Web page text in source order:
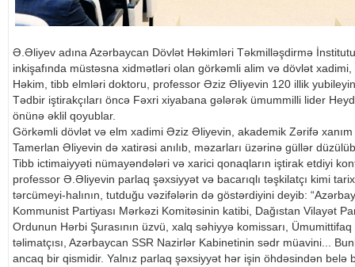
Ə.Əliyev adına Azərbaycan Dövlət Həkimləri Təkmilləşdirmə
inkişafında müstəsna xidmətləri olan görkəmli alim və dövlət xadimi,
Həkim, tibb elmləri doktoru, professor Əziz Əliyevin 120 illik
Tədbir iştirakçıları öncə Fəxri xiyabana gələrək ümummilli lider
önünə əklil qoyublar.
Görkəmli dövlət və elm xadimi Əziz Əliyevin, akademik Zərifə
Tamerlan Əliyevin də xatirəsi anılıb, məzarları üzərinə güllər
Tibb ictimaiyyəti nümayəndələri və xarici qonaqların iştirak etdiyi
professor Ə.Əliyevin parlaq şəxsiyyət və bacarıqlı təşkilatçı kimi
tərcümeyi-halının, tutduğu vəzifələrin də göstərdiyini deyib:
Kommunist Partiyası Mərkəzi Komitəsinin katibi, Dağıstan Vilayət
Ordunun Hərbi Şurasının üzvü, xalq səhiyyə komissarı,
təlimatçısı, Azərbaycan SSR Nazirlər Kabinetinin sədr müavini...
ancaq bir qismidir. Yalnız parlaq şəxsiyyət hər işin öhdəsindən belə